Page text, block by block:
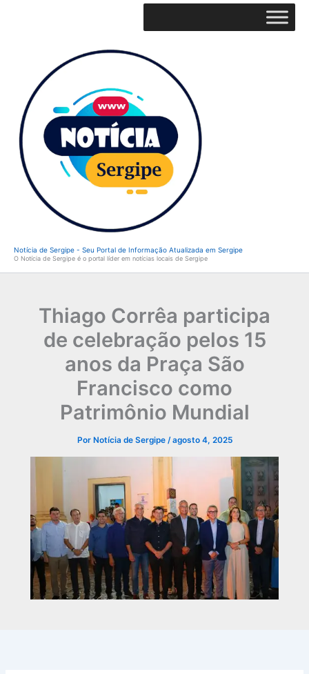
Notícia de Sergipe - Seu Portal de Informação Atualizada em Sergipe
O Notícia de Sergipe é o portal líder em notícias locais de Sergipe
Thiago Corrêa participa
de celebração pelos 15
anos da Praça São
Francisco como
Patrimônio Mundial
Por Notícia de Sergipe /agosto 4, 2025